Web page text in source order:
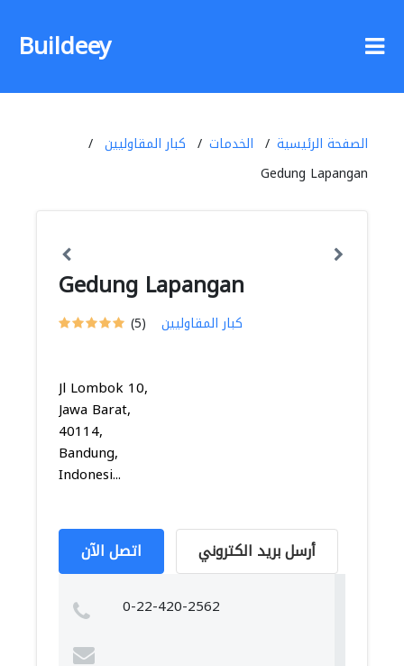
Buildeey
الصفحة الرئيسية الخدمات
كبار المقاوليين
Gedung Lapangan
Gedung Lapangan
(5) كبار المقاوليين
Jl Lombok 10,
Jawa Barat,
40114,
Bandung,
Indonesi...
اتصل الآن أرسل بريد الكتروني
0-22-420-2562